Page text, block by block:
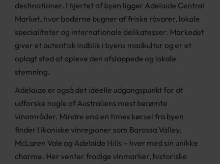
destinationer. I hjertet af byen ligger Adelaide Central
Market, hvor boderne bugner af friske råvarer, lokale
specialiteter og internationale delikatesser. Markedet
giver et autentisk indblik i byens madkultur og er et
oplagt sted at opleve den afslappede og lokale
stemning.
Adelaide er også det ideelle udgangspunkt for at
udforske nogle af Australiens mest berømte
vinområder. Mindre end en times kørsel fra byen
finder I ikoniske vinregioner som Barossa Valley,
McLaren Vale og Adelaide Hills – hver med sin unikke
charme. Her venter frodige vinmarker, historiske